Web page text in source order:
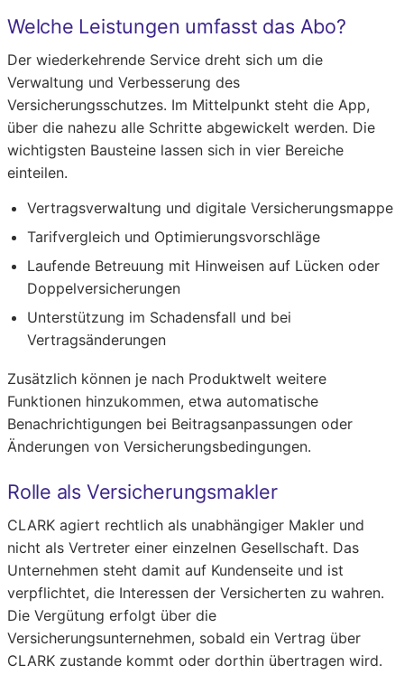
Welche Leistungen umfasst das Abo?
Der wiederkehrende Service dreht sich um die
Verwaltung und Verbesserung des
Versicherungsschutzes. Im Mittelpunkt steht die App,
über die nahezu alle Schritte abgewickelt werden. Die
wichtigsten Bausteine lassen sich in vier Bereiche
einteilen.
Vertragsverwaltung und digitale Versicherungsmappe
Tarifvergleich und Optimierungsvorschläge
Laufende Betreuung mit Hinweisen auf Lücken oder
Doppelversicherungen
Unterstützung im Schadensfall und bei
Vertragsänderungen
Zusätzlich können je nach Produktwelt weitere
Funktionen hinzukommen, etwa automatische
Benachrichtigungen bei Beitragsanpassungen oder
Änderungen von Versicherungsbedingungen.
Rolle als Versicherungsmakler
CLARK agiert rechtlich als unabhängiger Makler und
nicht als Vertreter einer einzelnen Gesellschaft. Das
Unternehmen steht damit auf Kundenseite und ist
verpflichtet, die Interessen der Versicherten zu wahren.
Die Vergütung erfolgt über die
Versicherungsunternehmen, sobald ein Vertrag über
CLARK zustande kommt oder dorthin übertragen wird.